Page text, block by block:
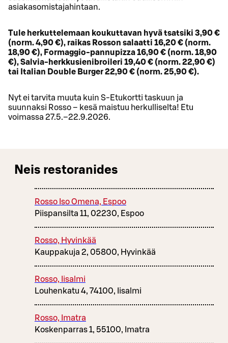
asiakasomistajahintaan.
Tule herkuttelemaan koukuttavan hyvä tsatsiki 3,90 €
(norm. 4,90 €), raikas Rosson salaatti 16,20 € (norm.
18,90 €), Formaggio-pannupizza 16,90 € (norm. 18,90
€), Salvia-herkkusienibroileri 19,40 € (norm. 22,90 €)
tai Italian Double Burger 22,90 € (norm. 25,90 €).
Nyt ei tarvita muuta kuin S-Etukortti taskuun ja
suunnaksi Rosso – kesä maistuu herkulliselta! Etu
voimassa 27.5.–22.9.2026.
Neis restoranides
Rosso Iso Omena, Espoo
Piispansilta 11, 02230, Espoo
Rosso, Hyvinkää
Kauppakuja 2, 05800, Hyvinkää
Rosso, Iisalmi
Louhenkatu 4, 74100, Iisalmi
Rosso, Imatra
Koskenparras 1, 55100, Imatra